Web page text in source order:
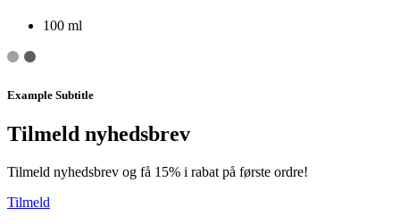
100 ml
Example Subtitle
Tilmeld nyhedsbrev
Tilmeld nyhedsbrev og få 15% i rabat på første ordre!
Tilmeld